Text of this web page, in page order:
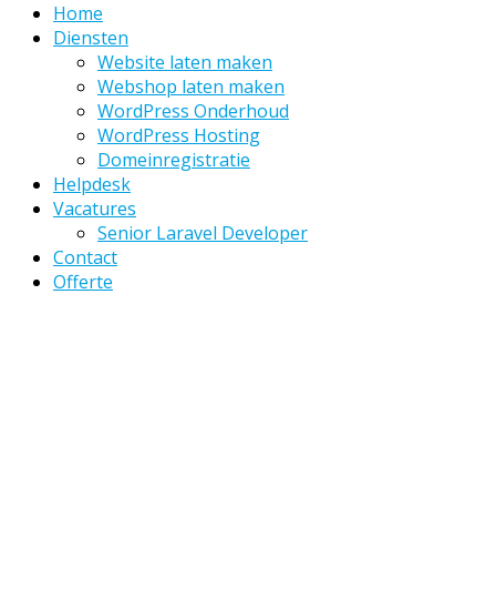
Home
Diensten
Website laten maken
Webshop laten maken
WordPress Onderhoud
WordPress Hosting
Domeinregistratie
Helpdesk
Vacatures
Senior Laravel Developer
Contact
Offerte